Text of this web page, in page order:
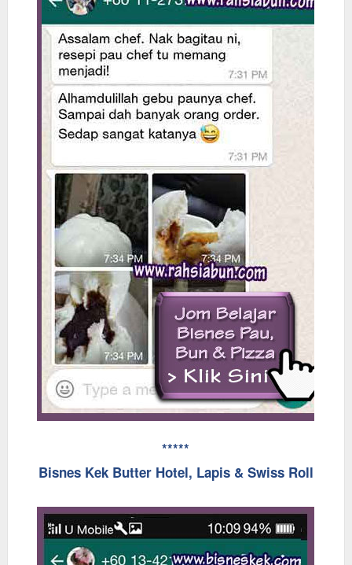
*****
Bisnes Kek Butter Hotel, Lapis & Swiss Roll